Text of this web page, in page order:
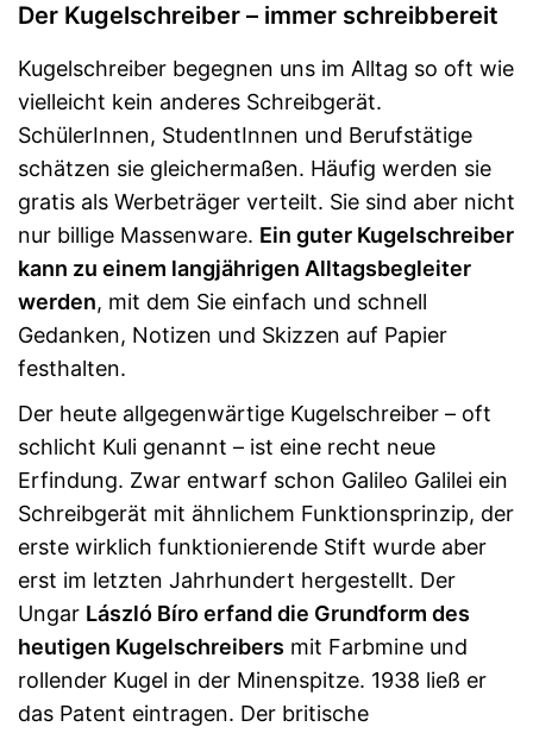
Der Kugelschreiber – immer schreibbereit
Kugelschreiber begegnen uns im Alltag so oft wie
vielleicht kein anderes Schreibgerät.
SchülerInnen, StudentInnen und Berufstätige
schätzen sie gleichermaßen. Häufig werden sie
gratis als Werbeträger verteilt. Sie sind aber nicht
nur billige Massenware. Ein guter Kugelschreiber
kann zu einem langjährigen Alltagsbegleiter
werden, mit dem Sie einfach und schnell
Gedanken, Notizen und Skizzen auf Papier
festhalten.
Der heute allgegenwärtige Kugelschreiber – oft
schlicht Kuli genannt – ist eine recht neue
Erfindung. Zwar entwarf schon Galileo Galilei ein
Schreibgerät mit ähnlichem Funktionsprinzip, der
erste wirklich funktionierende Stift wurde aber
erst im letzten Jahrhundert hergestellt. Der
Ungar László Bíro erfand die Grundform des
heutigen Kugelschreibers mit Farbmine und
rollender Kugel in der Minenspitze. 1938 ließ er
das Patent eintragen. Der britische